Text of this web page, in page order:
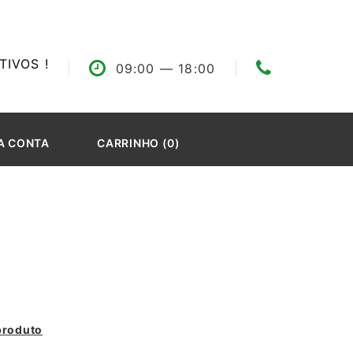
! 09:00 — 18:00
CONTA CARRINHO (0)